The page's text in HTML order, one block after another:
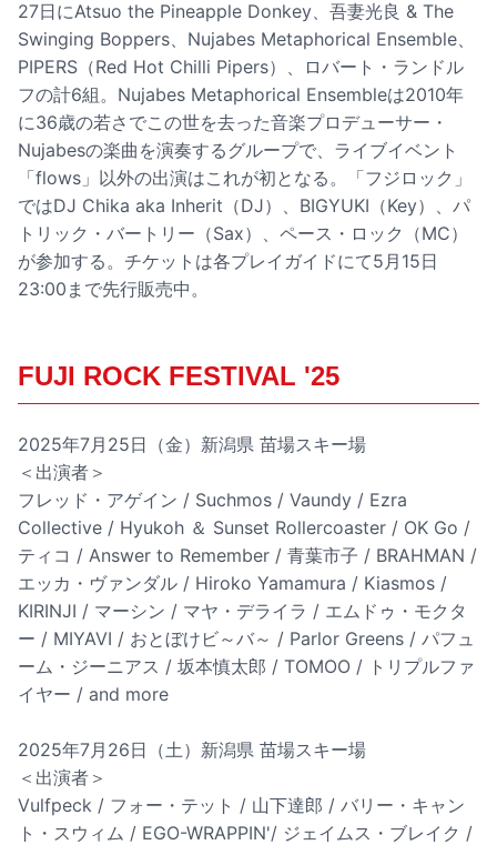
27日にAtsuo the Pineapple Donkey、吾妻光良 & The
Swinging Boppers、Nujabes Metaphorical Ensemble、
PIPERS（Red Hot Chilli Pipers）、ロバート・ランドル
フの計6組。Nujabes Metaphorical Ensembleは2010年
に36歳の若さでこの世を去った音楽プロデューサー・
Nujabesの楽曲を演奏するグループで、ライブイベント
「flows」以外の出演はこれが初となる。「フジロック」
ではDJ Chika aka Inherit（DJ）、BIGYUKI（Key）、パ
トリック・バートリー（Sax）、ペース・ロック（MC）
が参加する。チケットは各プレイガイドにて5月15日
23:00まで先行販売中。
FUJI ROCK FESTIVAL '25
2025年7月25日（金）新潟県 苗場スキー場
＜出演者＞
フレッド・アゲイン / Suchmos / Vaundy / Ezra
Collective / Hyukoh ＆ Sunset Rollercoaster / OK Go /
ティコ / Answer to Remember / 青葉市子 / BRAHMAN /
エッカ・ヴァンダル / Hiroko Yamamura / Kiasmos /
KIRINJI / マーシン / マヤ・デライラ / エムドゥ・モクタ
ー / MIYAVI / おとぼけビ～バ～ / Parlor Greens / パフュ
ーム・ジーニアス / 坂本慎太郎 / TOMOO / トリプルファ
イヤー / and more
2025年7月26日（土）新潟県 苗場スキー場
＜出演者＞
Vulfpeck / フォー・テット / 山下達郎 / バリー・キャン
ト・スウィム / EGO-WRAPPIN'/ ジェイムス・ブレイク /